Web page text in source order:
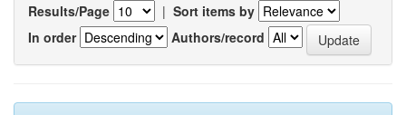
Results/Page | Sort items by
In order
Authors/record